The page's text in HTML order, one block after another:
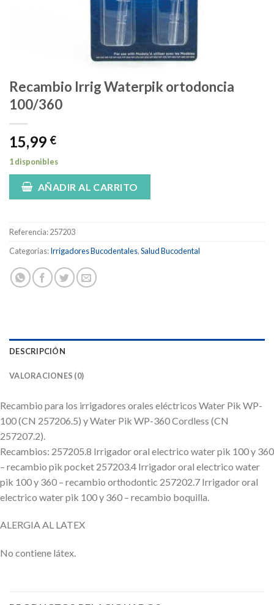
Recambio Irrig Waterpik ortodoncia
100/360
15,99 €
1 disponibles
AÑADIR AL CARRITO
Referencia:257203
Categorías:Irrigadores Bucodentales,Salud Bucodental
DESCRIPCIÓN
VALORACIONES (0)
Recambio para los irrigadores orales eléctricos Water Pik WP-
100 (CN 257206.5) y Water Pik WP-360 Cordless (CN
257207.2).
Recambios: 257205.8 Irrigador oral electrico water pik 100 y 360
– recambio pik pocket 257203.4 Irrigador oral electrico water
pik 100 y 360 – recambio orthodontic 257202.7 Irrigador oral
electrico water pik 100 y 360 – recambio boquilla.
ALERGIA AL LATEX
No contiene látex.